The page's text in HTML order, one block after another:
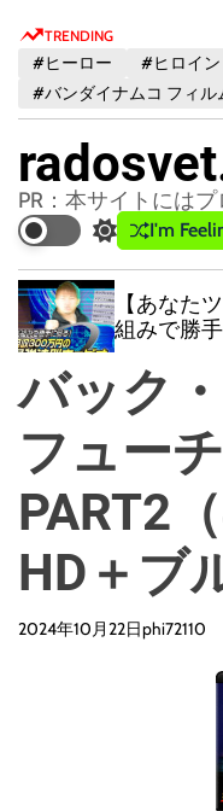
TRENDING
#ヒーロー
#ヒロイン
#バンダイナムコ フィル
PR：本サイトには
S
w
i
t
c
c
o
m
o
d
e
I'm
【あなた
組みで勝
バック
フュー
PART2
HD＋ブ
2024年10月22日phi72110